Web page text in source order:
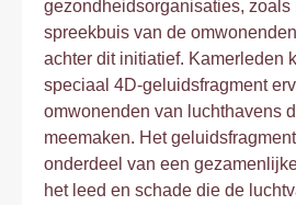
gezondheidsorganisaties, zoals
spreekbuis van de
achter dit initiatief. Kamerleden
speciaal 4D-geluidsfragment
omwonenden van luchthavens
meemaken. Het
onderdeel van een
het leed en schade die de